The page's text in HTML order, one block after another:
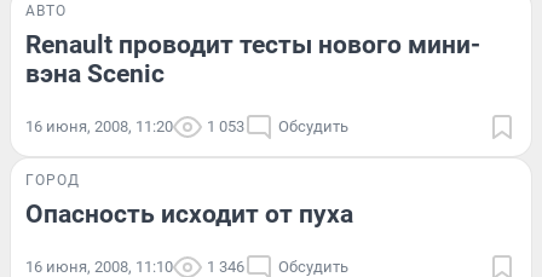
АВТО
Renault проводит тесты нового мини-
вэна Scenic
16 июня, 2008, 11:20 1 053 Обсудить
ГОРОД
Опасность исходит от пуха
16 июня, 2008, 11:10 1 346 Обсудить